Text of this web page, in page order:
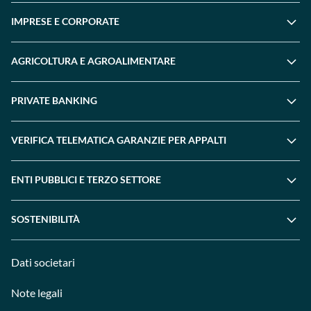
IMPRESE E CORPORATE
AGRICOLTURA E AGROALIMENTARE
PRIVATE BANKING
VERIFICA TELEMATICA GARANZIE PER APPALTI
ENTI PUBBLICI E TERZO SETTORE
SOSTENIBILITÀ
Dati societari
Note legali